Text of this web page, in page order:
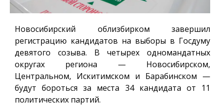
Новосибирский облизбирком завершил
регистрацию кандидатов на выборы в Госдуму
девятого созыва. В четырех одномандатных
округах региона — Новосибирском,
Центральном, Искитимском и Барабинском —
будут бороться за места 34 кандидата от 11
политических партий.